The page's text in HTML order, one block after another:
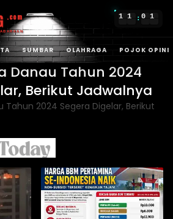
.com 1 1 : 0 1
SUMBAR OLAHRAGA POJOK OPINI
Danau Tahun 2024
Berikut Jadwalnya